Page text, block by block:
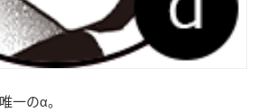
一のα。